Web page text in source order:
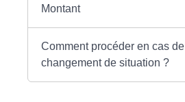
Montant
Comment procéder en cas de
changement de situation ?